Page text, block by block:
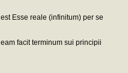
Esse reale (infinitum) per se
facit terminum sui principii